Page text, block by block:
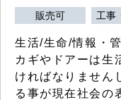
販売可 工事
生活/生命/情報・
カギやドアーは生
ければなりません
る事が現在社会の